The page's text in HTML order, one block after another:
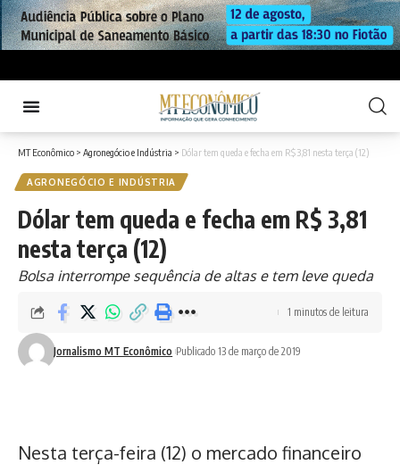
MT Econômico > Agronegócio e Indústria > Dólar tem queda e fecha em R$ 3,81 nesta terça (12)
AGRONEGÓCIO E INDÚSTRIA
Dólar tem queda e fecha em R$ 3,81
nesta terça (12)
Bolsa interrompe sequência de altas e tem leve queda
Jornalismo MT Econômico Publicado 13 de março de 2019
1 minutos de leitura
Nesta terça-feira (12) o mercado financeiro